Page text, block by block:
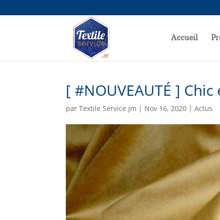
Accueil
[ #NOUVEAUTÉ ]
parTextile Service jm | Nov 16, 2020 |Actus